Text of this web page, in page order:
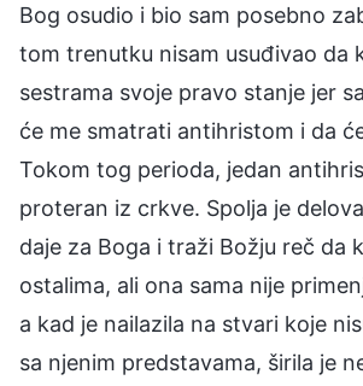
Bog osudio i bio sam posebno
tom trenutku nisam usuđivao da
sestrama svoje pravo stanje jer
će me smatrati antihristom i da
Tokom tog perioda, jedan
proteran iz crkve. Spolja je
daje za Boga i traži Božju reč da
ostalima, ali ona sama nije
a kad je nailazila na stvari koje
sa njenim predstavama, širila je